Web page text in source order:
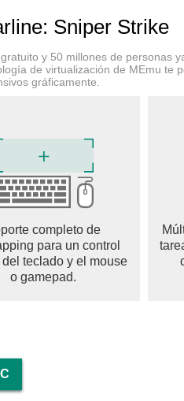
un ataque a gran
tanques pesados y
mejora a tus oficiales y
tecnología avanzada y
líneas, engaña a tus rivales
Sniper Strike
y 50 millones de personas
de virtualización de MEmu te
gráficamente.
completo de
para un control
teclado y el mouse
o gamepad.